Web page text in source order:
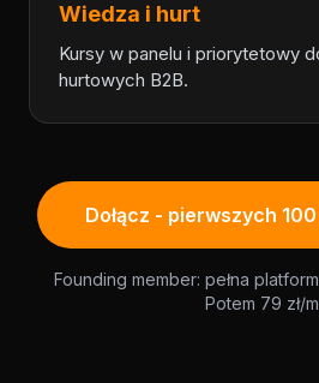
Wiedza i hurt
Kursy w panelu i priorytetowy
hurtowych B2B.
Dołącz - pierwszych
Founding member: pełna
Potem 79 zł/